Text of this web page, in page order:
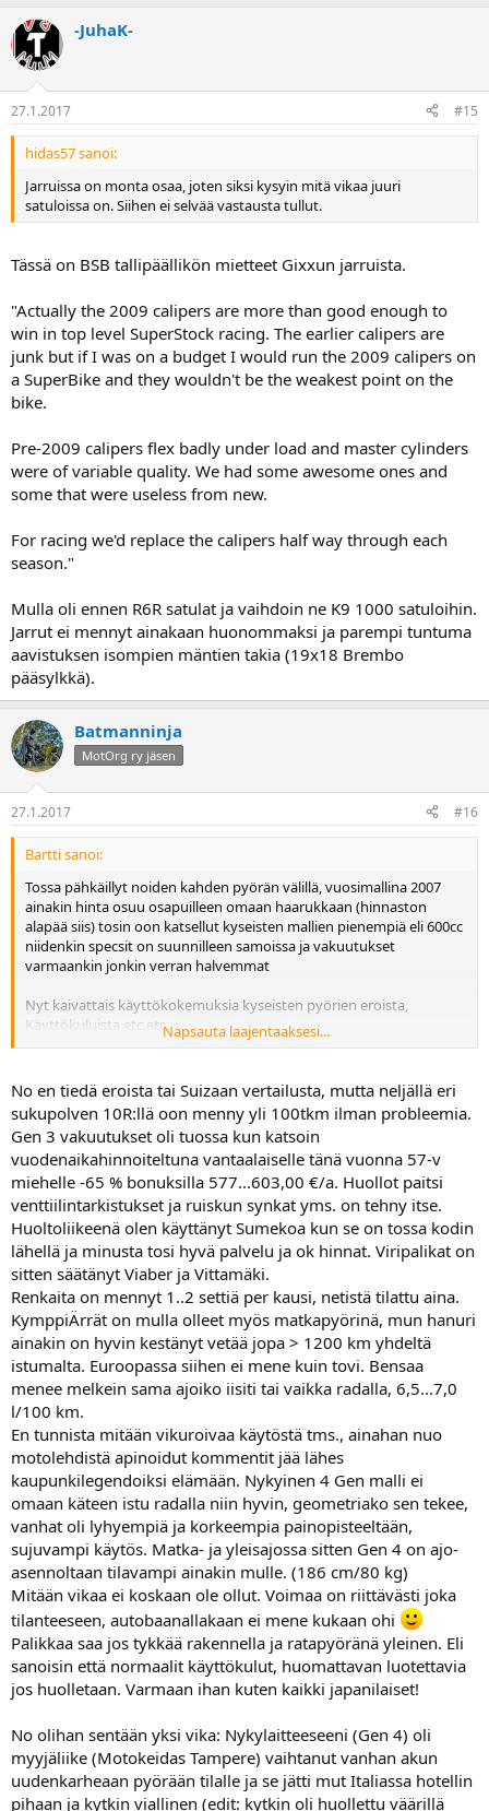
-JuhaK-
27.1.2017 #15
hidas57 sanoi:
Jarruissa on monta osaa, joten siksi kysyin mitä vikaa juuri
satuloissa on. Siihen ei selvää vastausta tullut.
Tässä on BSB tallipäällikön mietteet Gixxun jarruista.
"Actually the 2009 calipers are more than good enough to
win in top level SuperStock racing. The earlier calipers are
junk but if I was on a budget I would run the 2009 calipers on
a SuperBike and they wouldn't be the weakest point on the
bike.
Pre-2009 calipers flex badly under load and master cylinders
were of variable quality. We had some awesome ones and
some that were useless from new.
For racing we'd replace the calipers half way through each
season."
Mulla oli ennen R6R satulat ja vaihdoin ne K9 1000 satuloihin.
Jarrut ei mennyt ainakaan huonommaksi ja parempi tuntuma
aavistuksen isompien mäntien takia (19x18 Brembo
pääsylkkä).
Batmanninja
MotOrg ry jäsen
27.1.2017 #16
Bartti sanoi:
Tossa pähkäillyt noiden kahden pyörän välillä, vuosimallina 2007
ainakin hinta osuu osapuilleen omaan haarukkaan (hinnaston
alapää siis) tosin oon katsellut kyseisten mallien pienempiä eli 600cc
niidenkin specsit on suunnilleen samoissa ja vakuutukset
varmaankin jonkin verran halvemmat
Nyt kaivattais käyttökokemuksia kyseisten pyörien eroista,
Käyttökuluista etc etc.Napsauta laajentaaksesi...
No en tiedä eroista tai Suizaan vertailusta, mutta neljällä eri
sukupolven 10R:llä oon menny yli 100tkm ilman probleemia.
Gen 3 vakuutukset oli tuossa kun katsoin
vuodenaikahinnoiteltuna vantaalaiselle tänä vuonna 57-v
miehelle -65 % bonuksilla 577...603,00 €/a. Huollot paitsi
venttiilintarkistukset ja ruiskun synkat yms. on tehny itse.
Huoltoliikeenä olen käyttänyt Sumekoa kun se on tossa kodin
lähellä ja minusta tosi hyvä palvelu ja ok hinnat. Viripalikat on
sitten säätänyt Viaber ja Vittamäki.
Renkaita on mennyt 1..2 settiä per kausi, netistä tilattu aina.
KymppiÄrrät on mulla olleet myös matkapyörinä, mun hanuri
ainakin on hyvin kestänyt vetää jopa > 1200 km yhdeltä
istumalta. Euroopassa siihen ei mene kuin tovi. Bensaa
menee melkein sama ajoiko iisiti tai vaikka radalla, 6,5...7,0
l/100 km.
En tunnista mitään vikuroivaa käytöstä tms., ainahan nuo
motolehdistä apinoidut kommentit jää lähes
kaupunkilegendoiksi elämään. Nykyinen 4 Gen malli ei
omaan käteen istu radalla niin hyvin, geometriako sen tekee,
vanhat oli lyhyempiä ja korkeempia painopisteeltään,
sujuvampi käytös. Matka- ja yleisajossa sitten Gen 4 on ajo-
asennoltaan tilavampi ainakin mulle. (186 cm/80 kg)
Mitään vikaa ei koskaan ole ollut. Voimaa on riittävästi joka
tilanteeseen, autobaanallakaan ei mene kukaan ohi
Palikkaa saa jos tykkää rakennella ja ratapyöränä yleinen. Eli
sanoisin että normaalit käyttökulut, huomattavan luotettavia
jos huolletaan. Varmaan ihan kuten kaikki japanilaiset!
No olihan sentään yksi vika: Nykylaitteeseeni (Gen 4) oli
myyjäliike (Motokeidas Tampere) vaihtanut vanhan akun
uudenkarheaan pyörään tilalle ja se jätti mut Italiassa hotellin
pihaan ja kytkin viallinen (edit: kytkin oli huollettu väärillä